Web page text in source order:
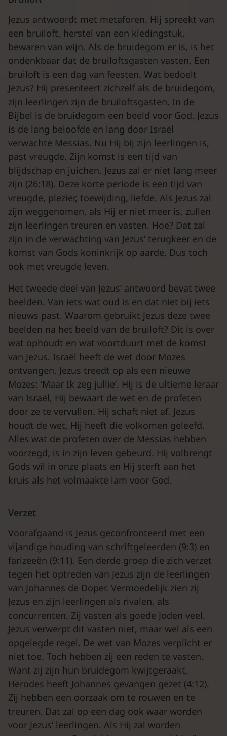
Jezus antwoordt met metaforen. Hij spreekt van
een bruiloft, herstel van een kledingstuk,
bewaren van wijn. Als de bruidegom er is, is het
ondenkbaar dat de bruiloftsgasten vasten. Een
bruiloft is een dag van feesten. Wat bedoelt
Jezus? Hij presenteert zichzelf als de bruidegom,
zijn leerlingen zijn de bruiloftsgasten. In de
Bijbel is de bruidegom een beeld voor God. Jezus
is de lang beloofde en lang door Israël
verwachte Messias. Nu Hij bij zijn leerlingen is,
past vreugde. Zijn komst is een tijd van
blijdschap en juichen. Jezus zal er niet lang meer
zijn (26:18). Deze korte periode is een tijd van
vreugde, plezier, toewijding, liefde. Als Jezus zal
zijn weggenomen, als Hij er niet meer is, zullen
zijn leerlingen treuren en vasten. Hoe? Dat zal
zijn in de verwachting van Jezus’ terugkeer en de
komst van Gods koninkrijk op aarde. Dus toch
ook met vreugde leven.
Het tweede deel van Jezus’ antwoord bevat twee
beelden. Van iets wat oud is en dat niet bij iets
nieuws past. Waarom gebruikt Jezus deze twee
beelden na het beeld van de bruiloft? Dit is over
wat ophoudt en wat voortduurt met de komst
van Jezus. Israël heeft de wet door Mozes
ontvangen. Jezus treedt op als een nieuwe
Mozes: ‘Maar Ik zeg jullie’. Hij is de ultieme leraar
van Israël, Hij bewaart de wet en de profeten
door ze te vervullen. Hij schaft niet af. Jezus
houdt de wet, Hij heeft die volkomen geleefd.
Alles wat de profeten over de Messias hebben
voorzegd, is in zijn leven gebeurd. Hij volbrengt
Gods wil in onze plaats en Hij sterft aan het
kruis als het volmaakte lam voor God.
Verzet
Voorafgaand is Jezus geconfronteerd met een
vijandige houding van schriftgeleerden (9:3) en
farizeeën (9:11). Een derde groep die zich verzet
tegen het optreden van Jezus zijn de leerlingen
van Johannes de Doper. Vermoedelijk zien zij
Jezus en zijn leerlingen als rivalen, als
concurrenten. Zij vasten als goede Joden veel.
Jezus verwerpt dit vasten niet, maar wel als een
opgelegde regel. De wet van Mozes verplicht er
niet toe. Toch hebben zij een reden te vasten.
Want zij zijn hun bruidegom kwijtgeraakt,
Herodes heeft Johannes gevangen gezet (4:12).
Zij hebben een oorzaak om te rouwen en te
treuren. Dat zal op een dag ook waar worden
voor Jezus’ leerlingen. Als Hij zal worden